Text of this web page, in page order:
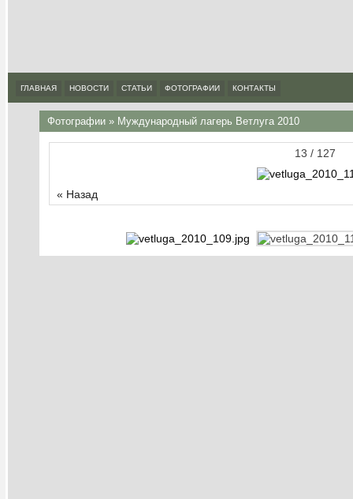
ГЛАВНАЯ НОВОСТИ СТАТЬИ ФОТОГРАФИИ КОНТАКТЫ
Фотографии » Муждународный лагерь Ветлуга 2010
13 / 127
« Назад